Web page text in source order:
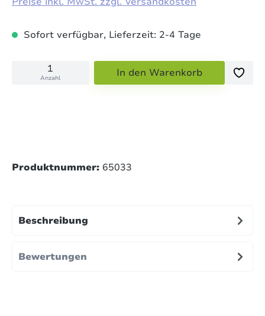
Sofort verfügbar, Lieferzeit: 2-4 Tage
Anzahl In den Warenkorb
Produktnummer: 65033
Beschreibung
Bewertungen